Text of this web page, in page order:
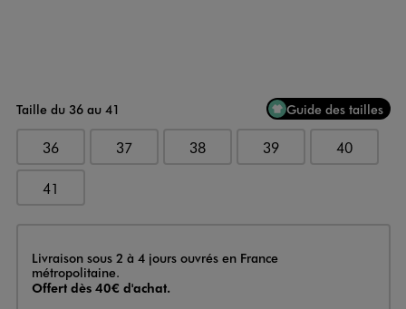
Taille du 36 au 41 Guide des tailles
36 37 38 39 40
41
Livraison
Livraison sous 2 à 4 jours ouvrés en France
métropolitaine.
Offert dès 40€ d'achat.